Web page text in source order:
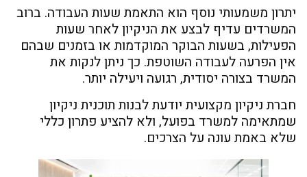
יתרון משמעותי נוסף הוא התאמת שעות העבודה. ברוב
המשרדים עדיף לבצע את הניקיון לאחר שעות
הפעילות, בשעות הבוקר המוקדמות או בזמנים שבהם
אין הפרעה לעבודה השוטפת. כך ניתן לנקות את
המשרד בצורה יסודית, רגועה ויעילה יותר.
חברת ניקיון מקצועית יודעת לבנות תוכנית ניקיון
שמתאימה למשרד בפועל, ולא להציע פתרון כללי
שלא באמת עונה על הצרכים.